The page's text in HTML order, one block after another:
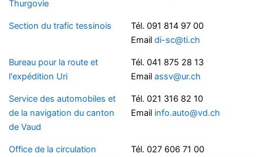
Thurgovie
Section du trafic tessinois
Tél. 091 814 97 00
Emaildi-sc@ti.ch
Bureau pour la route et
l'expédition Uri
Tél. 041 875 28 13
Emailassv@ur.ch
Service des automobiles et
de la navigation du canton
de Vaud
Tél. 021 316 82 10
Email info.auto@vd.ch
Office de la circulation
Tél. 027 606 71 00